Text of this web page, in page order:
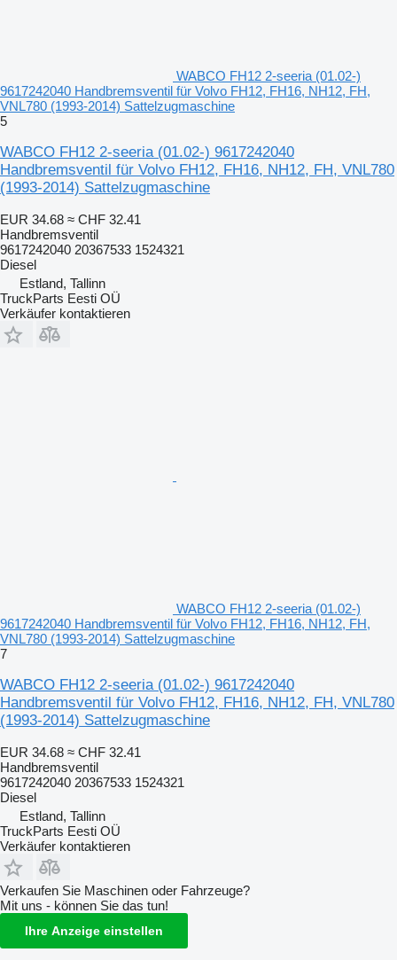
WABCO FH12 2-seeria (01.02-)
9617242040 Handbremsventil für Volvo FH12, FH16, NH12, FH,
VNL780 (1993-2014) Sattelzugmaschine
5
WABCO FH12 2-seeria (01.02-) 9617242040
Handbremsventil für Volvo FH12, FH16, NH12, FH, VNL780
(1993-2014) Sattelzugmaschine
EUR 34.68 ≈ CHF 32.41
Handbremsventil
9617242040 20367533 1524321
Diesel
Estland, Tallinn
TruckParts Eesti OÜ
Verkäufer kontaktieren
WABCO FH12 2-seeria (01.02-)
9617242040 Handbremsventil für Volvo FH12, FH16, NH12, FH,
VNL780 (1993-2014) Sattelzugmaschine
7
WABCO FH12 2-seeria (01.02-) 9617242040
Handbremsventil für Volvo FH12, FH16, NH12, FH, VNL780
(1993-2014) Sattelzugmaschine
EUR 34.68 ≈ CHF 32.41
Handbremsventil
9617242040 20367533 1524321
Diesel
Estland, Tallinn
TruckParts Eesti OÜ
Verkäufer kontaktieren
Verkaufen Sie Maschinen oder Fahrzeuge?
Mit uns - können Sie das tun!
Ihre Anzeige einstellen